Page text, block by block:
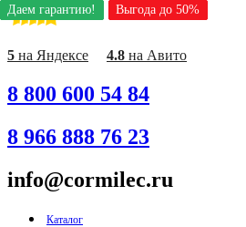
Перейти
к
содержимому
5 на Яндексе 4.8 на Авито
8 800 600 54 84
8 966 888 76 23
info@cormilec.ru
Каталог
Даем гарантию! Выгода до 50%
Даем гарантию! Выгода до 50%
Даем гарантию! Выгода до 50%
Даем гарантию! Выгода до 50%
Даем гарантию! Выгода до 50%
Даем гарантию! Выгода до 50%
Даем гарантию! Выгода до 50%